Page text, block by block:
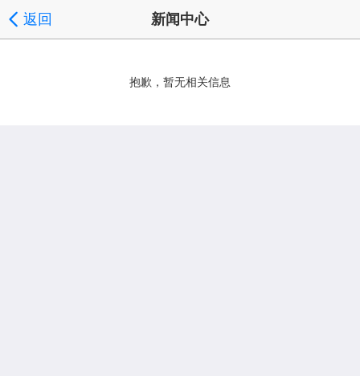
返回 新闻中心
抱歉，暂无相关信息